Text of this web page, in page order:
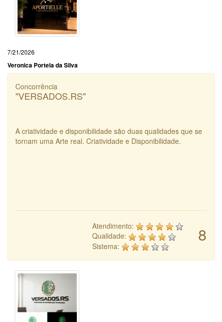
7/21/2026
Veronica Portela da Silva
Concorrência
"VERSADOS.RS"
A criatividade e disponibilidade são duas qualidades que se
tornam uma Arte real. Criatividade e Disponibilidade.
8
Atendimento:
Qualidade:
Sistema: